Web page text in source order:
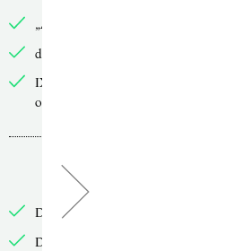
„Arbeitsbücher“ online lesen
double-Artikel online lesen
IXYPSILONZETT-Artikel
online lesen
PDF-Downloads
Die aktuelle TdZ-Ausgabe
Das jährliche Arbeitsbuch